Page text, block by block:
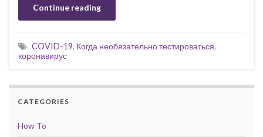
Continue reading
COVID-19, Когда необязательно тестироваться,
коронавирус
CATEGORIES
How To